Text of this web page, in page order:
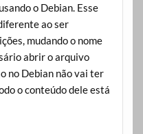
o Debian. Esse
ao ser
mudando o nome
abrir o arquivo
no Debian não vai ter
o conteúdo dele está